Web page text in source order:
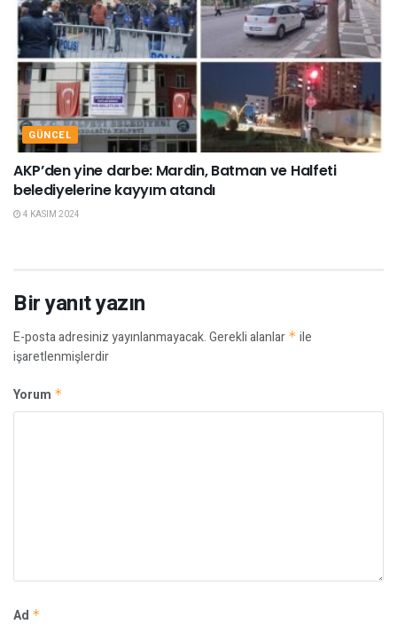
GÜNCEL
AKP’den yine darbe: Mardin, Batman ve Halfeti
belediyelerine kayyım atandı
4 KASIM 2024
Bir yanıt yazın
E-posta adresiniz yayınlanmayacak.Gerekli alanlar * ile
işaretlenmişlerdir
Yorum *
Ad *